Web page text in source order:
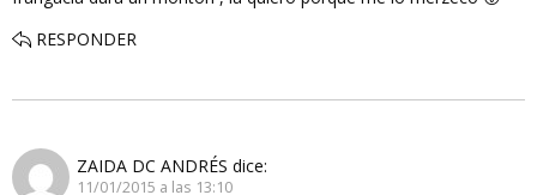
RESPONDER
ZAIDA DC ANDRÉS dice:
11/01/2015 a las 13:10